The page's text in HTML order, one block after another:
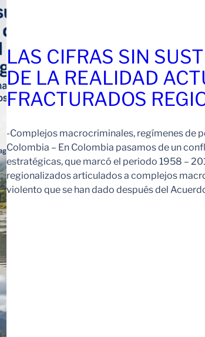
LAS CIFRAS SIN
DE LA REALIDAD
FRACTURADOS
-Complejos macrocriminales, regímenes de
Colombia – En Colombia pasamos de un
estratégicas, que marcó el periodo 1958 –
regionalizados articulados a complejos
violento que se han dado después del